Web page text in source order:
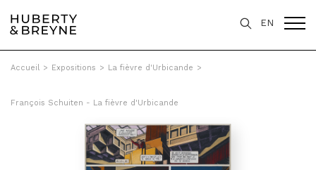
EN
Accueil > Expositions > La fièvre d'Urbicande >
François Schuiten - La fièvre d'Urbicande